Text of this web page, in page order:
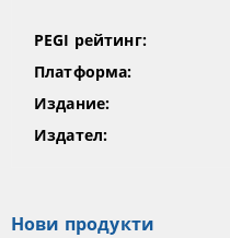
PEGI рейтинг:
Платформа:
Издание:
Издател:
Нови продукти